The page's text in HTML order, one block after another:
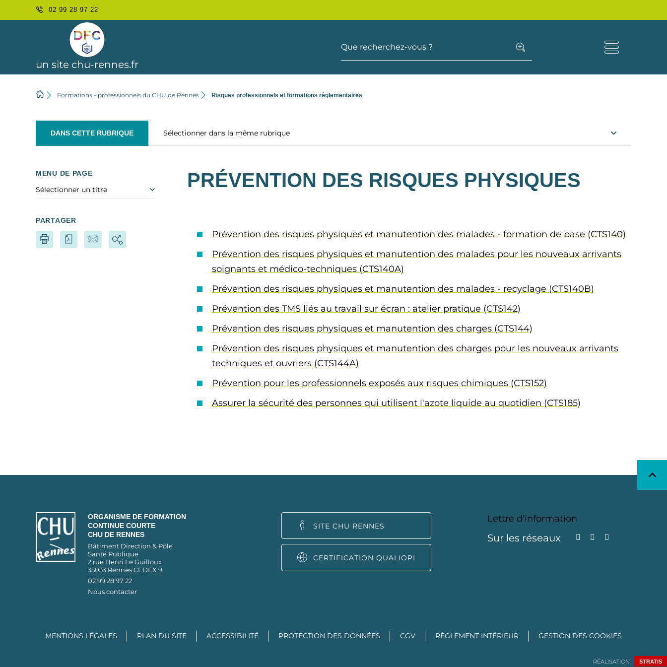
02 99 28 97 22
un site chu-rennes.fr
Que recherchez-vous ?
Formations - professionnels du CHU de Rennes Risques professionnels et formations règlementaires
DANS CETTE RUBRIQUE Sélectionner dans la même rubrique
MENU DE PAGE
Sélectionner un titre
PARTAGER
PRÉVENTION DES RISQUES PHYSIQUES
Prévention des risques physiques et manutention des malades - formation de base (CTS140)
Prévention des risques physiques et manutention des malades pour les nouveaux arrivants
soignants et médico-techniques (CTS140A)
Prévention des risques physiques et manutention des malades - recyclage (CTS140B)
Prévention des TMS liés au travail sur écran : atelier pratique (CTS142)
Prévention des risques physiques et manutention des charges (CTS144)
Prévention des risques physiques et manutention des charges pour les nouveaux arrivants
techniques et ouvriers (CTS144A)
Prévention pour les professionnels exposés aux risques chimiques (CTS152)
Assurer la sécurité des personnes qui utilisent l'azote liquide au quotidien (CTS185)
ORGANISME DE FORMATION
CONTINUE COURTE
CHU DE RENNES
Bâtiment Direction & Pôle
Santé Publique
2 rue Henri Le Guilloux
35033 Rennes CEDEX 9
02 99 28 97 22
Nous contacter
SITE CHU RENNES
CERTIFICATION QUALIOPI
Lettre d'information
Sur les réseaux
MENTIONS LÉGALES PLAN DU SITE ACCESSIBILITÉ PROTECTION DES DONNÉES CGV RÈGLEMENT INTÉRIEUR GESTION DES COOKIES
RÉALISATION STRATIS